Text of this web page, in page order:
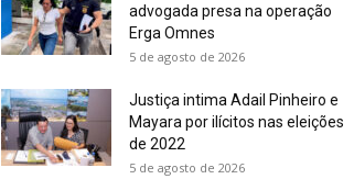
advogada presa na operação
Erga Omnes
5 de agosto de 2026
Justiça intima Adail Pinheiro e
Mayara por ilícitos nas eleições
de 2022
5 de agosto de 2026